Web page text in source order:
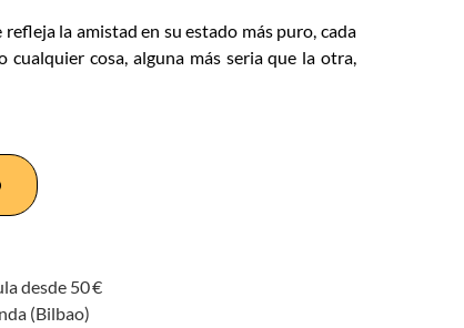
la amistad en su estado más puro, cada
cualquier cosa, alguna más seria que la otra,
desde 50 €
(Bilbao)